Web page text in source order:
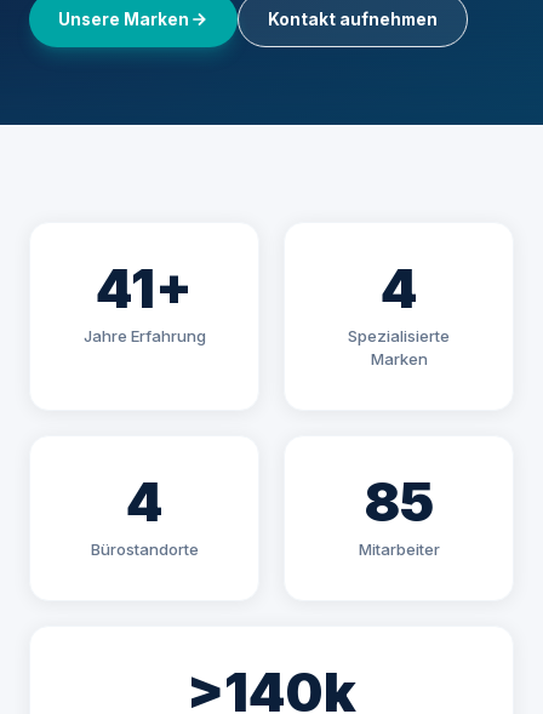
Unsere Marken Kontakt aufnehmen
41+
Jahre Erfahrung
4
Spezialisierte
Marken
4
Bürostandorte
85
Mitarbeiter
>140k